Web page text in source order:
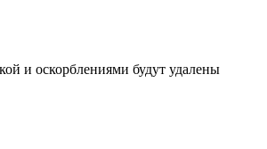
и оскорблениями будут удалены